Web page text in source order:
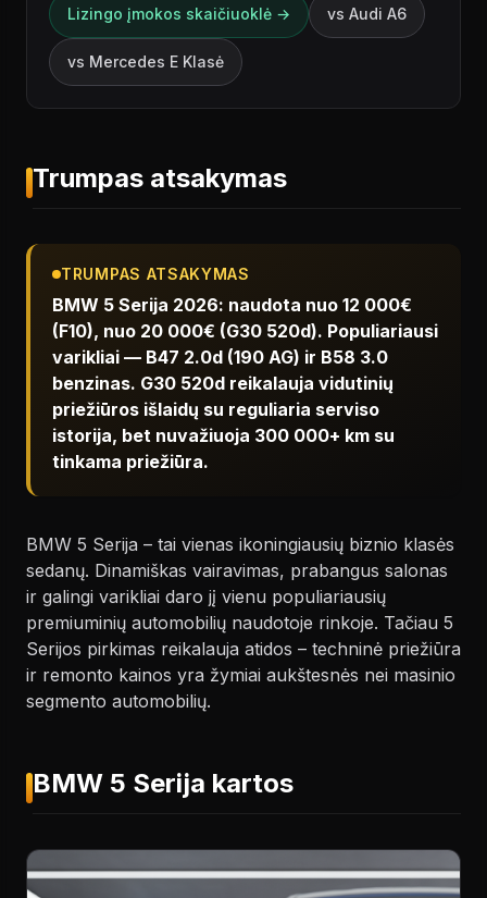
Lizingo įmokos skaičiuoklė → vs Audi A6
vs Mercedes E Klasė
Trumpas atsakymas
TRUMPAS ATSAKYMAS
BMW 5 Serija 2026: naudota nuo 12 000€
(F10), nuo 20 000€ (G30 520d). Populiariausi
varikliai — B47 2.0d (190 AG) ir B58 3.0
benzinas. G30 520d reikalauja vidutinių
priežiūros išlaidų su reguliaria serviso
istorija, bet nuvažiuoja 300 000+ km su
tinkama priežiūra.
BMW 5 Serija – tai vienas ikoningiausių biznio klasės
sedanų. Dinamiškas vairavimas, prabangus salonas
ir galingi varikliai daro jį vienu populiariausių
premiuminių automobilių naudotoje rinkoje. Tačiau 5
Serijos pirkimas reikalauja atidos – techninė priežiūra
ir remonto kainos yra žymiai aukštesnės nei masinio
segmento automobilių.
BMW 5 Serija kartos